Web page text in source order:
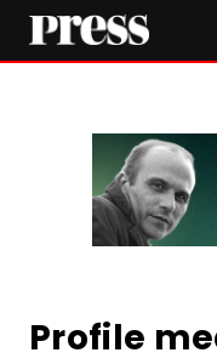
Profile